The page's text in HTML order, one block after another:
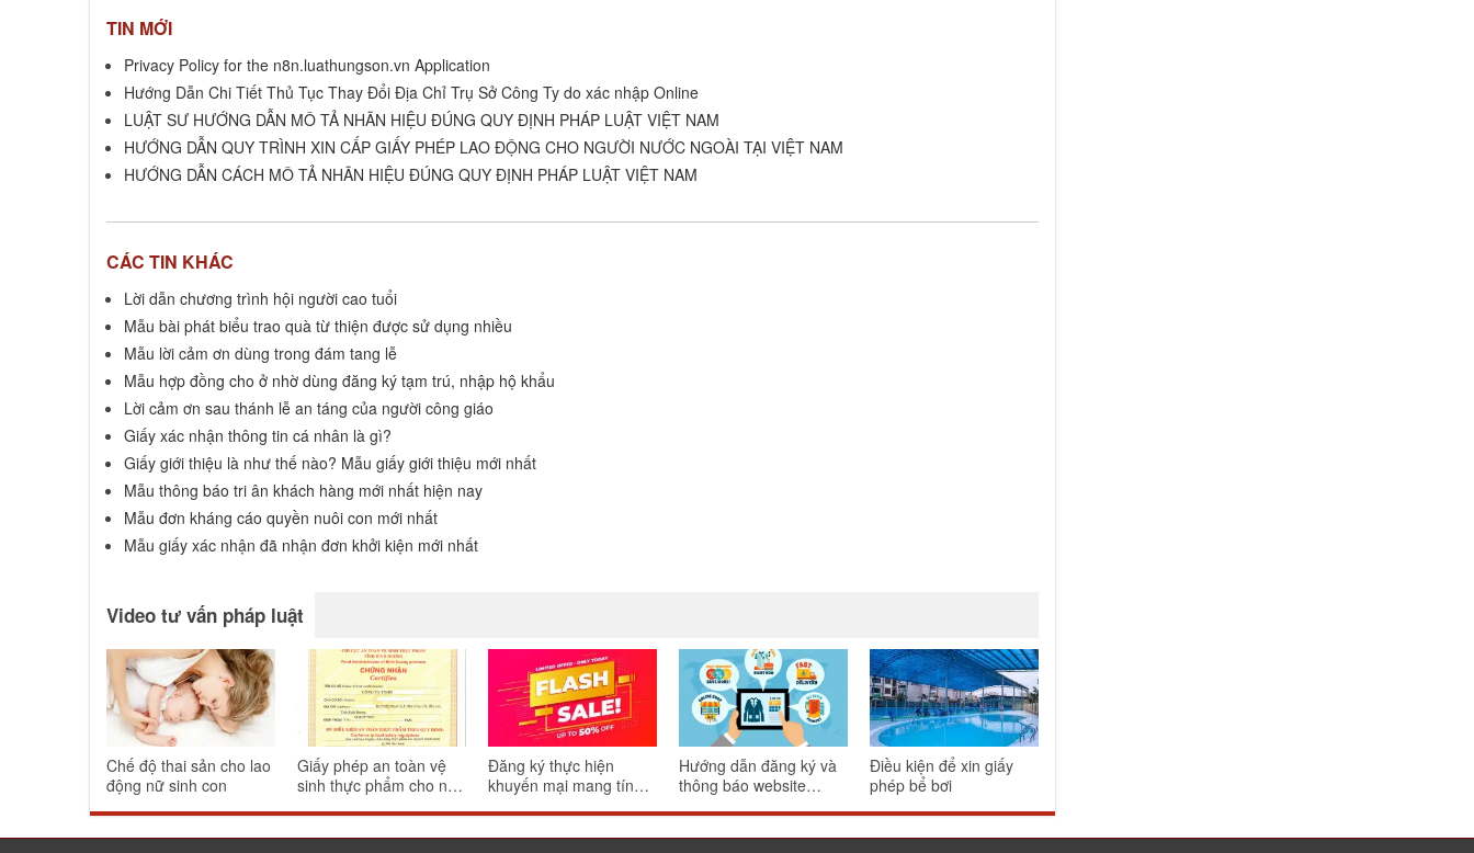
TIN MỚI
Privacy Policy for the n8n.luathungson.vn Application
Hướng Dẫn Chi Tiết Thủ Tục Thay Đổi Địa Chỉ Trụ Sở Công Ty do xác nhập Online
LUẬT SƯ HƯỚNG DẪN MÔ TẢ NHÃN HIỆU ĐÚNG QUY ĐỊNH PHÁP LUẬT VIỆT NAM
HƯỚNG DẪN QUY TRÌNH XIN CẤP GIẤY PHÉP LAO ĐỘNG CHO NGƯỜI NƯỚC NGOÀI TẠI VIỆT NAM
HƯỚNG DẪN CÁCH MÔ TẢ NHÃN HIỆU ĐÚNG QUY ĐỊNH PHÁP LUẬT VIỆT NAM
CÁC TIN KHÁC
Lời dẫn chương trình hội người cao tuổi
Mẫu bài phát biểu trao quà từ thiện được sử dụng nhiều
Mẫu lời cảm ơn dùng trong đám tang lễ
Mẫu hợp đồng cho ở nhờ dùng đăng ký tạm trú, nhập hộ khẩu
Lời cảm ơn sau thánh lễ an táng của người công giáo
Giấy xác nhận thông tin cá nhân là gì?
Giấy giới thiệu là như thế nào? Mẫu giấy giới thiệu mới nhất
Mẫu thông báo tri ân khách hàng mới nhất hiện nay
Mẫu đơn kháng cáo quyền nuôi con mới nhất
Mẫu giấy xác nhận đã nhận đơn khởi kiện mới nhất
Video tư vấn pháp luật
Chế độ thai sản cho lao
động nữ sinh con
Giấy phép an toàn vệ
sinh thực phẩm cho nhà
Đăng ký thực hiện
khuyến mại mang tính
Hướng dẫn đăng ký và
thông báo website
Điều kiện để xin giấy
phép bể bơi